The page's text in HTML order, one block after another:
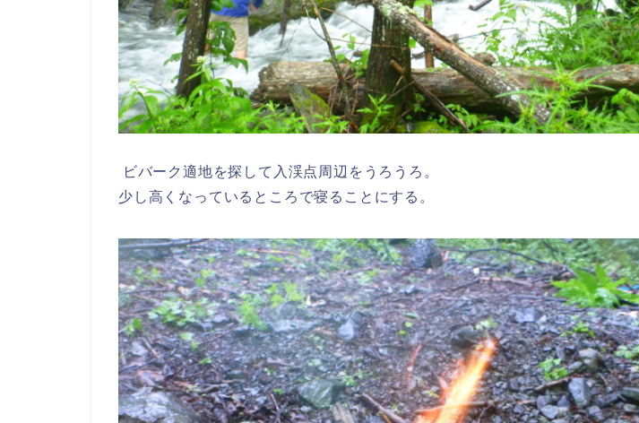
ビバーク適地を探して入渓点周辺をうろうろ。
少し高くなっているところで寝ることにする。